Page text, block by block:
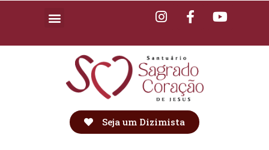
Seja um Dizimista